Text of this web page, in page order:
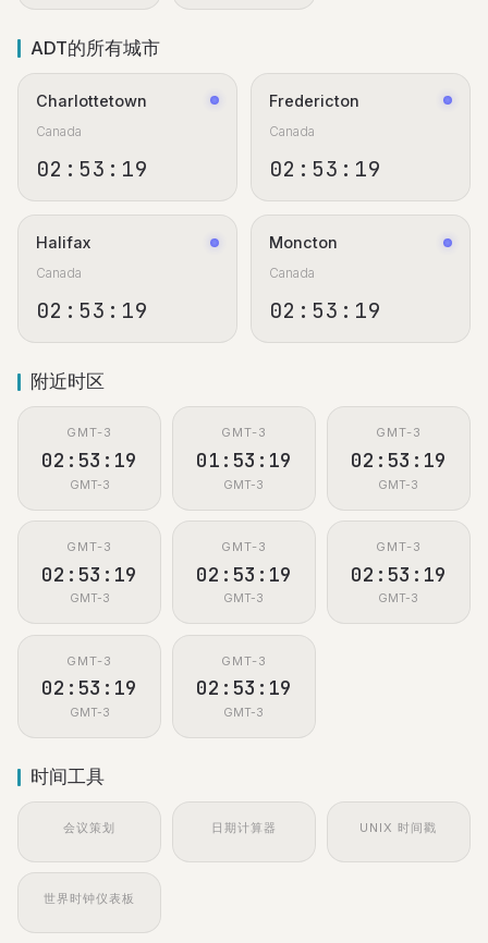
ADT的所有城市
Charlottetown
Canada
02:53:19
Fredericton
Canada
02:53:19
Halifax
Canada
02:53:19
Moncton
Canada
02:53:19
附近时区
GMT-3
02:53:19
GMT-3
GMT-3
01:53:19
GMT-3
GMT-3
02:53:19
GMT-3
GMT-3
02:53:19
GMT-3
GMT-3
02:53:19
GMT-3
GMT-3
02:53:19
GMT-3
GMT-3
02:53:19
GMT-3
GMT-3
02:53:19
GMT-3
时间工具
会议策划 日期计算器 UNIX 时间戳
世界时钟仪表板